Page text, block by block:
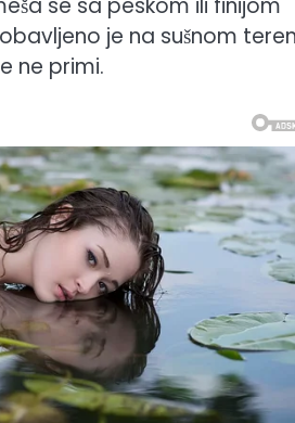
se sa peskom ili finijom
je na sušnom
ne primi.